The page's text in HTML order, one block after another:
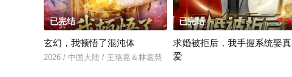
已完结 2.0
玄幻，我顿悟了混沌体
2026 / 中国大陆 / 王珞嘉＆林嘉慧
已完结 7.0
求婚被拒后，我手握系统娶真
爱